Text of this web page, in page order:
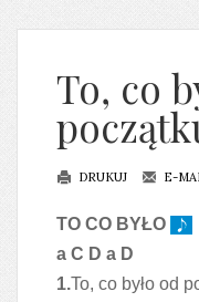
To, co
DRUKUJ E-
TO CO BYŁO
a C D a D
1.To, co było od